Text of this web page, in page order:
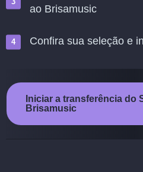
ao Brisamusic
Confira sua seleção e
Iniciar a transferência do
Brisamusic